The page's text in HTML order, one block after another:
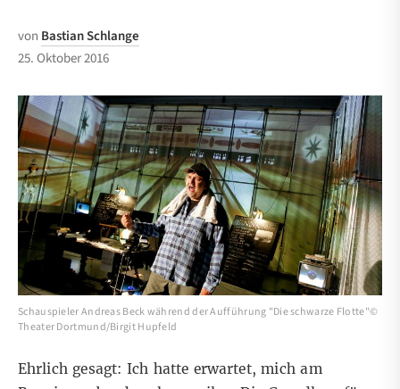
von Bastian Schlange
25. Oktober 2016
Schauspieler Andreas Beck während der Aufführung "Die schwarze Flotte"©
Theater Dortmund/Birgit Hupfeld
Ehrlich gesagt: Ich hatte erwartet, mich am